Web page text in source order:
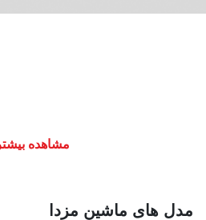
مشاهده بیشتر
مدل های ماشین مزدا